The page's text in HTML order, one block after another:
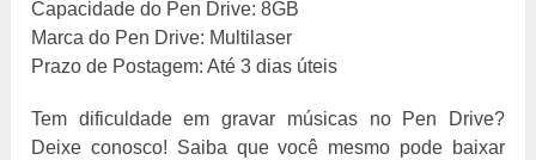
Capacidade do Pen Drive: 8GB
Marca do Pen Drive: Multilaser
Prazo de Postagem: Até 3 dias úteis
Tem dificuldade em gravar músicas no Pen Drive?
Deixe conosco! Saiba que você mesmo pode baixar